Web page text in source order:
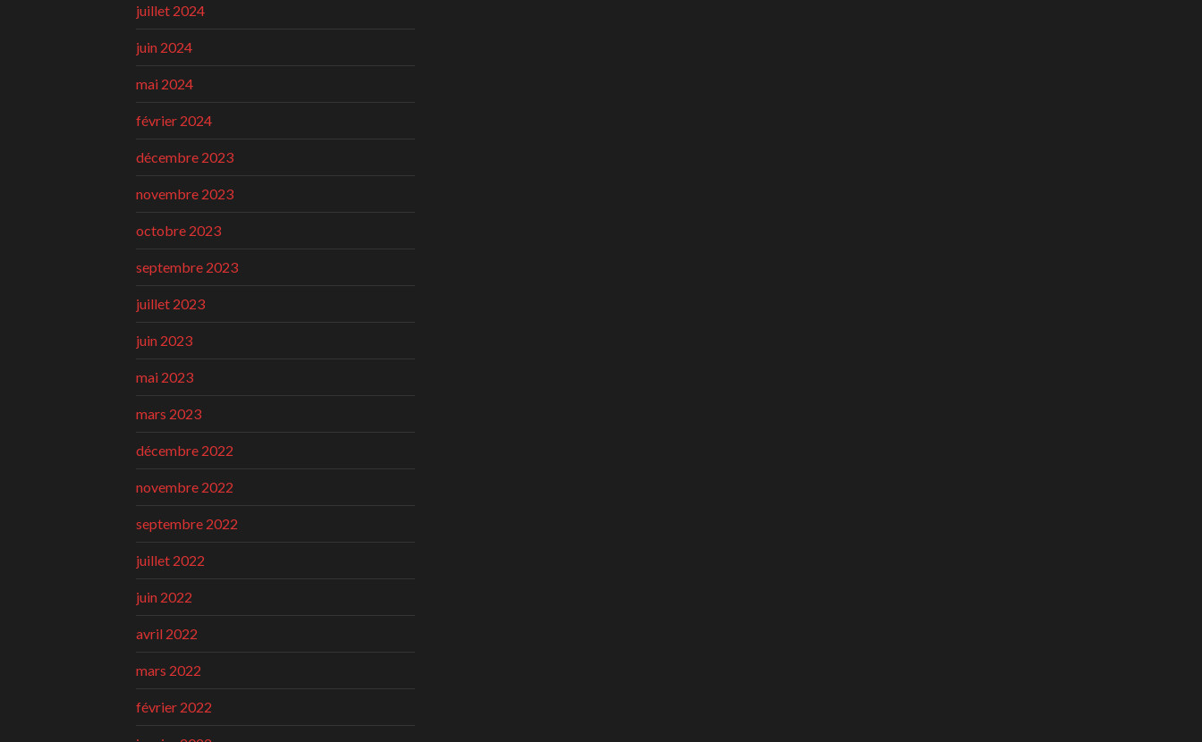
juillet 2024
juin 2024
mai 2024
février 2024
décembre 2023
novembre 2023
octobre 2023
septembre 2023
juillet 2023
juin 2023
mai 2023
mars 2023
décembre 2022
novembre 2022
septembre 2022
juillet 2022
juin 2022
avril 2022
mars 2022
février 2022